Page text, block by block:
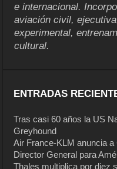
e internacional.
aviación civil,
experimental,
cultural.
ENTRADAS
Tras casi 60 años la US
Greyhound
Air France-KLM anuncia
Director General para
Thales multiplica por diez